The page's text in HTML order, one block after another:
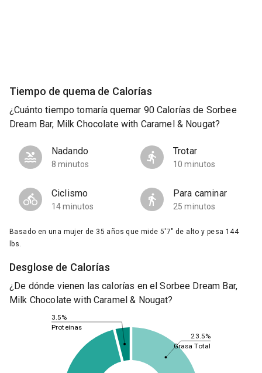
Tiempo de quema de Calorías
¿Cuánto tiempo tomaría quemar 90 Calorías de Sorbee
Dream Bar, Milk Chocolate with Caramel & Nougat?
Nadando
8 minutos
Trotar
10 minutos
Ciclismo
14 minutos
Para caminar
25 minutos
Basado en una mujer de 35 años que mide 5'7" de alto y pesa 144
lbs.
Desglose de Calorías
¿De dónde vienen las calorías en el Sorbee Dream Bar,
Milk Chocolate with Caramel & Nougat?
23.5%
3.5%
Grasa Total
Proteínas